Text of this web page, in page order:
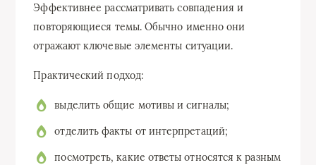
Эффективнее рассматривать совпадения и
повторяющиеся темы. Обычно именно они
отражают ключевые элементы ситуации.
Практический подход:
выделить общие мотивы и сигналы;
отделить факты от интерпретаций;
посмотреть, какие ответы относятся к разным